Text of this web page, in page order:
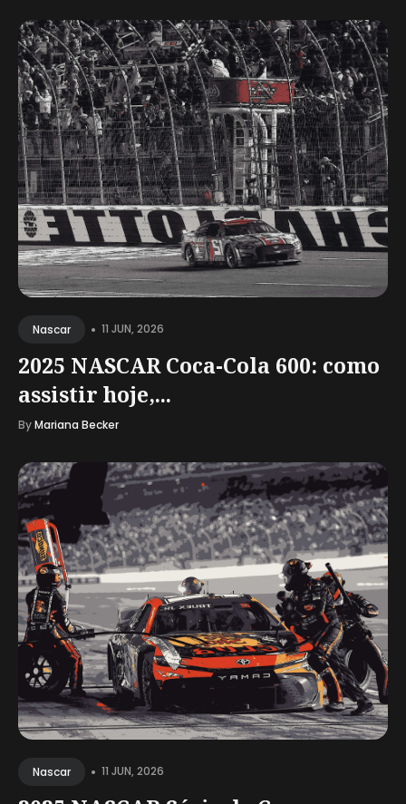
Nascar • 11 JUN, 2026
2025 NASCAR Coca-Cola 600: como
assistir hoje,...
ByMariana Becker
Nascar • 11 JUN, 2026